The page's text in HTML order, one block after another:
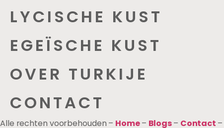
LYCISCHE KUST
EGEÏSCHE KUST
OVER TURKIJE
CONTACT
Alle rechten voorbehouden – Home– Blogs– Contact –